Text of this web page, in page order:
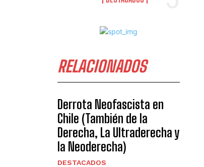
RELACIONADOS
Derrota Neofascista en
Chile (También de la
Derecha, La Ultraderecha y
la Neoderecha)
DESTACADOS